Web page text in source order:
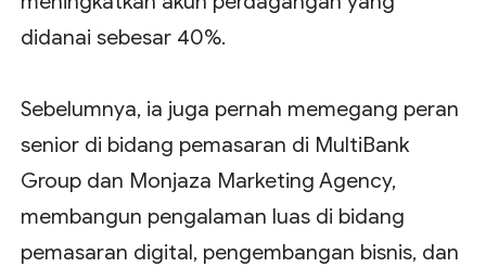
didanai sebesar 40%.
Sebelumnya, ia juga pernah memegang peran
senior di bidang pemasaran di MultiBank
Group dan Monjaza Marketing Agency,
membangun pengalaman luas di bidang
pemasaran digital, pengembangan bisnis, dan